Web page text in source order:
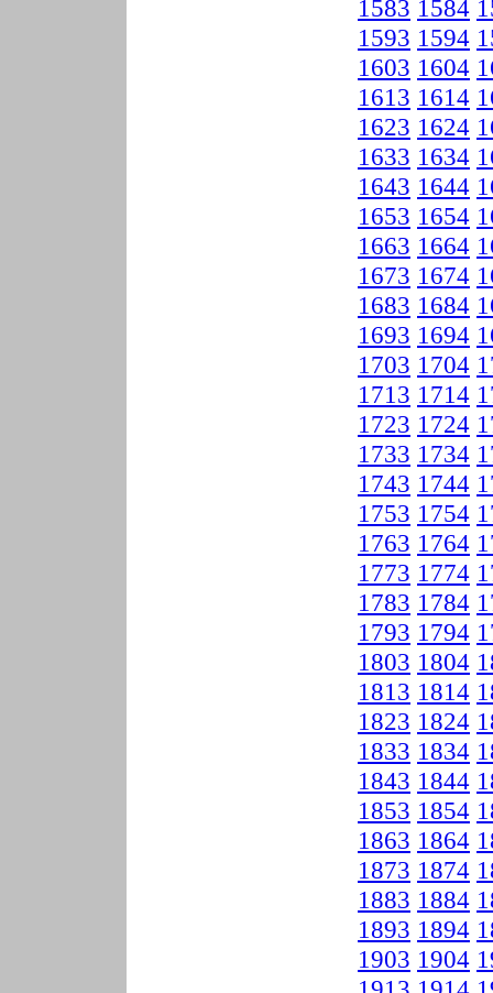
1583 1584
1593 1594
1603 1604
1613 1614
1623 1624
1633 1634
1643 1644
1653 1654
1663 1664
1673 1674
1683 1684
1693 1694
1703 1704
1713 1714
1723 1724
1733 1734
1743 1744
1753 1754
1763 1764
1773 1774
1783 1784
1793 1794
1803 1804
1813 1814
1823 1824
1833 1834
1843 1844
1853 1854
1863 1864
1873 1874
1883 1884
1893 1894
1903 1904